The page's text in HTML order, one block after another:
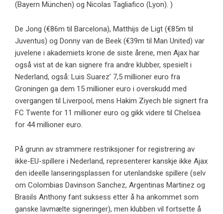
(Bayern München) og Nicolas Tagliafico (Lyon). )
De Jong (€86m til Barcelona), Matthijs de Ligt (€85m til
Juventus) og Donny van de Beek (€39m til Man United) var
juvelene i akademiets krone de siste årene, men Ajax har
også vist at de kan signere fra andre klubber, spesielt i
Nederland, også: Luis Suarez’ 7,5 millioner euro fra
Groningen ga dem 15 millioner euro i overskudd med
overgangen til Liverpool, mens Hakim Ziyech ble signert fra
FC Twente for 11 millioner euro og gikk videre til Chelsea
for 44 millioner euro.
På grunn av strammere restriksjoner for registrering av
ikke-EU-spillere i Nederland, representerer kanskje ikke Ajax
den ideelle lanseringsplassen for utenlandske spillere (selv
om Colombias Davinson Sanchez, Argentinas Martinez og
Brasils Anthony fant suksess etter å ha ankommet som
ganske lavmælte signeringer), men klubben vil fortsette å